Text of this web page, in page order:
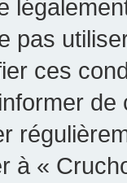
pas
ces
à «